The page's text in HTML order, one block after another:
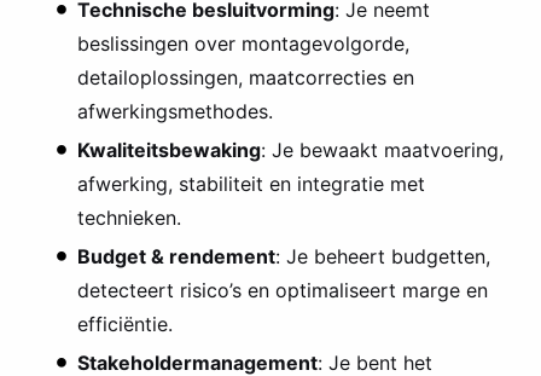
Technische besluitvorming: Je neemt
beslissingen over montagevolgorde,
detailoplossingen, maatcorrecties en
afwerkingsmethodes.
Kwaliteitsbewaking: Je bewaakt maatvoering,
afwerking, stabiliteit en integratie met
technieken.
Budget & rendement: Je beheert budgetten,
detecteert risico’s en optimaliseert marge en
efficiëntie.
Stakeholdermanagement: Je bent het